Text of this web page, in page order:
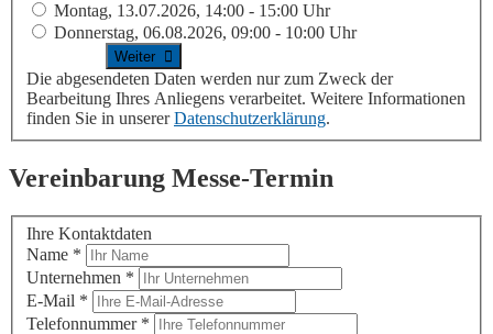
Montag, 13.07.2026, 14:00 - 15:00 Uhr
Donnerstag, 06.08.2026, 09:00 - 10:00 Uhr
Die abgesendeten Daten werden nur zum Zweck der
Bearbeitung Ihres Anliegens verarbeitet. Weitere Informationen
finden Sie in unsererDatenschutzerklärung.
Vereinbarung Messe-Termin
Ihre Kontaktdaten
Name *
Unternehmen *
E-Mail *
Telefonnummer *